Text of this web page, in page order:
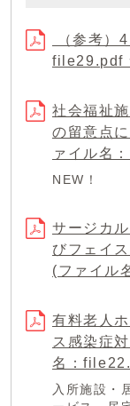
（参考）
file29.pdf
社会福祉
の留意点
ァイル名
NEW！
サージカ
びフェイ
(ファイル
有料老人
ス感染症
名：
入所施設・